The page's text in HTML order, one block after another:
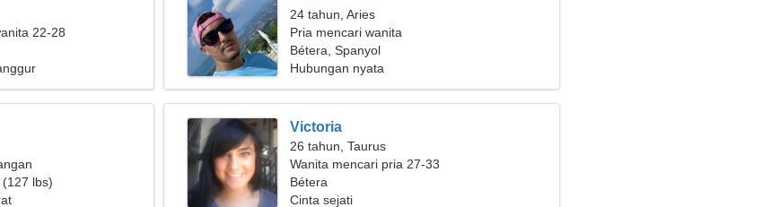
22-28
24 tahun, Aries
Pria mencari wanita
Bétera, Spanyol
Hubungan nyata
lbs)
Victoria
26 tahun, Taurus
Wanita mencari pria 27-33
Bétera
Cinta sejati